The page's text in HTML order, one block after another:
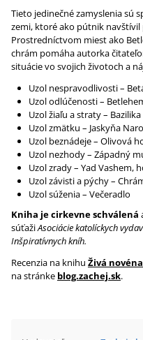
Tieto jedinečné zamyslenia sú
zemi, ktoré ako pútnik navštívil
Prostredníctvom miest ako
chrám pomáha autorka
situácie vo svojich životoch a
Uzol nespravodlivosti –
Uzol odlúčenosti –
Uzol žiaľu a straty –
Uzol zmätku – Jaskyňa
Uzol beznádeje – Olivová
Uzol nezhody – Západný
Uzol zrady – Yad Vashem,
Uzol závisti a pýchy –
Uzol súženia – Večeradlo
Kniha je cirkevne schválená
súťažiAsociácie katolíckych
Inšpiratívnych kníh.
Recenzia na knihu Živá
na stránke blog.zachej.sk.